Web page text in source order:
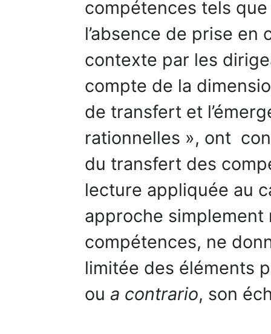
compétences tels
l’absence de prise
contexte par les
compte de la
de transfert et
rationnelles », ont
du transfert des
lecture appliquée au
approche
compétences, ne
limitée des éléments
ou a contrario, son